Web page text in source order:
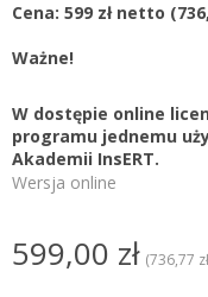
Cena: 599 zł netto
Ważne!
W dostępie online
programu jednemu
Akademii InsERT.
Wersja online
599,00 zł (736,77